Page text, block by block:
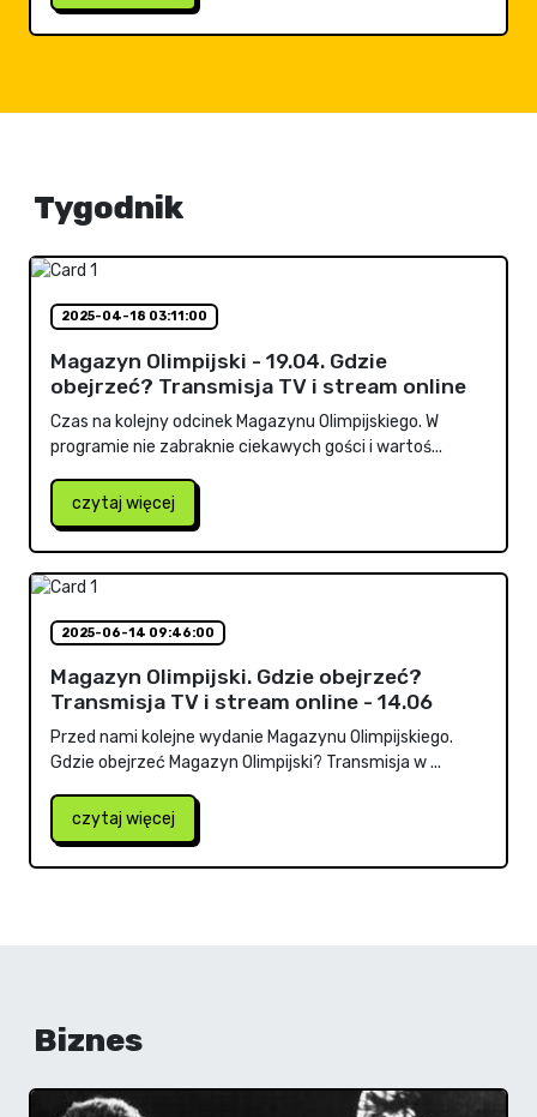
Tygodnik
2025-04-18 03:11:00
Magazyn Olimpijski - 19.04. Gdzie
obejrzeć? Transmisja TV i stream online
Czas na kolejny odcinek Magazynu Olimpijskiego. W
programie nie zabraknie ciekawych gości i wartoś...
czytaj więcej
2025-06-14 09:46:00
Magazyn Olimpijski. Gdzie obejrzeć?
Transmisja TV i stream online - 14.06
Przed nami kolejne wydanie Magazynu Olimpijskiego.
Gdzie obejrzeć Magazyn Olimpijski? Transmisja w ...
czytaj więcej
Biznes